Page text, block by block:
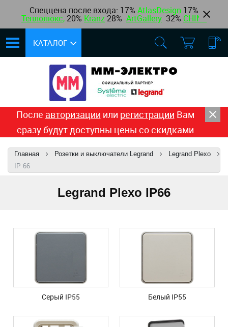
Спеццена после входа: 17% AtlasDesign 17%
Теплолюкс, 20% Kranz 28% ArtGallery 32% CHINT
КАТАЛОГ
После авторизации или регистрации Вам
сразу будут доступны цены со скидками
Главная Розетки и выключатели Legrand
Legrand Plexo
IP 66
Legrand Plexo IP66
Серый IP55 Белый IP55